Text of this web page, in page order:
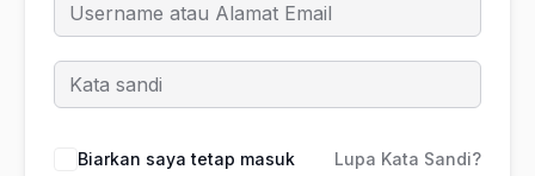
Biarkan saya tetap masuk Lupa Kata Sandi?